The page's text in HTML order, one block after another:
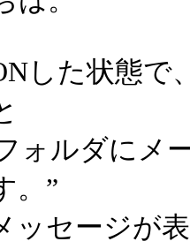
した状態で
ォルダにメ
。”
ッセージが